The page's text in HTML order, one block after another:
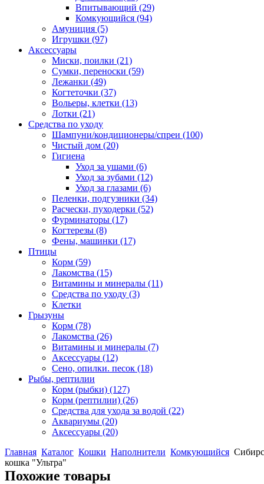
Впитывающий (29)
Комкующийся (94)
Амуниция (5)
Игрушки (97)
Аксессуары
Миски, поилки (21)
Сумки, переноски (59)
Лежанки (49)
Когтеточки (37)
Вольеры, клетки (13)
Лотки (21)
Средства по уходу
Шампуни/кондиционеры/спреи (100)
Чистый дом (20)
Гигиена
Уход за ушами (6)
Уход за зубами (12)
Уход за глазами (6)
Пеленки, подгузники (34)
Расчески, пуходерки (52)
Фурминаторы (17)
Когтерезы (8)
Фены, машинки (17)
Птицы
Корм (59)
Лакомства (15)
Витамины и минералы (11)
Средства по уходу (3)
Клетки
Грызуны
Корм (78)
Лакомства (26)
Витамины и минералы (7)
Аксессуары (12)
Сено, опилки. песок (18)
Рыбы, рептилии
Корм (рыбки) (127)
Корм (рептилии) (26)
Средства для ухода за водой (22)
Аквариумы (20)
Аксессуары (20)
Главная Каталог Кошки Наполнители Комкующийся
кошка "Ультра"
Похожие товары